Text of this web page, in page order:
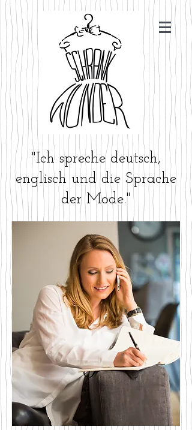
"Ich spreche deutsch,
englisch und die Sprache
der Mode."